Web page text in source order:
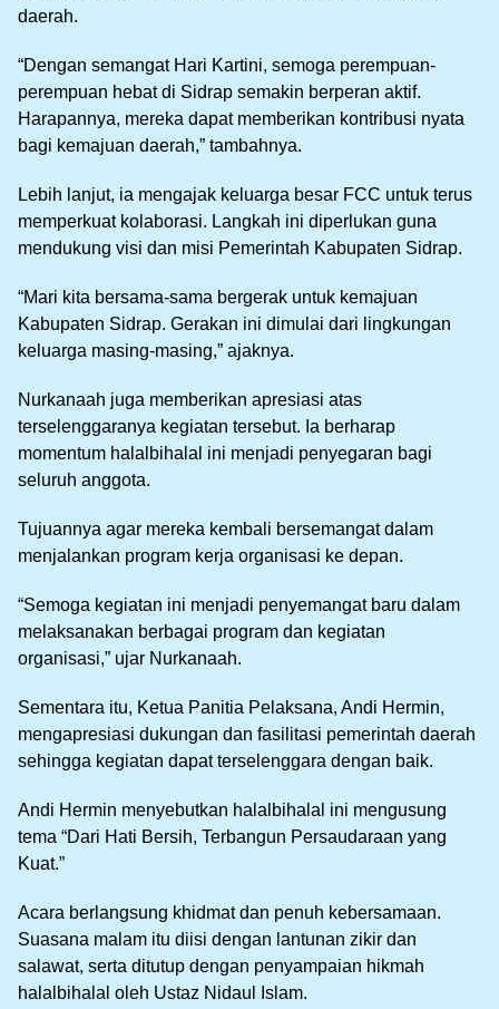
daerah.
“Dengan semangat Hari Kartini, semoga perempuan-
perempuan hebat di Sidrap semakin berperan aktif.
Harapannya, mereka dapat memberikan kontribusi nyata
bagi kemajuan daerah,” tambahnya.
Lebih lanjut, ia mengajak keluarga besar FCC untuk terus
memperkuat kolaborasi. Langkah ini diperlukan guna
mendukung visi dan misi Pemerintah Kabupaten Sidrap.
“Mari kita bersama-sama bergerak untuk kemajuan
Kabupaten Sidrap. Gerakan ini dimulai dari lingkungan
keluarga masing-masing,” ajaknya.
Nurkanaah juga memberikan apresiasi atas
terselenggaranya kegiatan tersebut. Ia berharap
momentum halalbihalal ini menjadi penyegaran bagi
seluruh anggota.
Tujuannya agar mereka kembali bersemangat dalam
menjalankan program kerja organisasi ke depan.
“Semoga kegiatan ini menjadi penyemangat baru dalam
melaksanakan berbagai program dan kegiatan
organisasi,” ujar Nurkanaah.
Sementara itu, Ketua Panitia Pelaksana, Andi Hermin,
mengapresiasi dukungan dan fasilitasi pemerintah daerah
sehingga kegiatan dapat terselenggara dengan baik.
Andi Hermin menyebutkan halalbihalal ini mengusung
tema “Dari Hati Bersih, Terbangun Persaudaraan yang
Kuat.”
Acara berlangsung khidmat dan penuh kebersamaan.
Suasana malam itu diisi dengan lantunan zikir dan
salawat, serta ditutup dengan penyampaian hikmah
halalbihalal oleh Ustaz Nidaul Islam.